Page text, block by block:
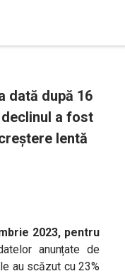
dată după 16
a fost
lentă
2023, pentru
anunțate de
au scăzut cu 23%